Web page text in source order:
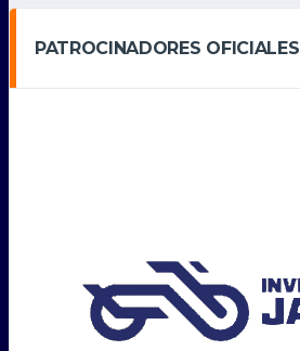
PATROCINADORES OFICIALES